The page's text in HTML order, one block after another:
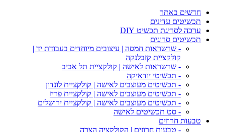
חדשים באתר
תכשיטים עדינים
ערכה לסריגת תכשיט DIY
תכשיטים סרוגים
- שרשראות חמסה | עיצובים מיוחדים בעבודת יד |
קולקציית קזבלנקה
- שרשראות לאישה | קולקציית תל אביב
- תכשיטי יודאיקה
- תכשיטים מעוצבים לאישה | קולקציית לונדון
- תכשיטים מעוצבים לאישה | קולקציית פריז
- תכשיטים מעוצבים לאישה | קולקציית ירושלים
- סט תכשיטים לאישה
טבעות חרוזים
- טבעות חרוזים | הקולקציה הצרה